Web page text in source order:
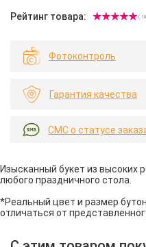
Рейтинг товара: (
Фотоконтроль
Гарантия качества
СМС о статусе
Изысканный букет из высоких
любого праздничного стола.
*Реальный цвет и размер
отличаться от